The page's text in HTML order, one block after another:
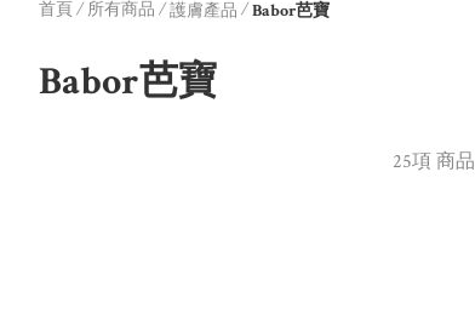
首頁/ 所有商品 /護膚產品 /Babor芭寶
Babor芭寶
25項 商品